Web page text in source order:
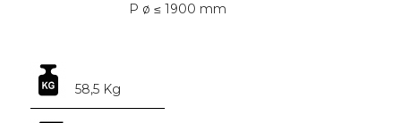
P ø ≤ 1900 mm
58,5 Kg